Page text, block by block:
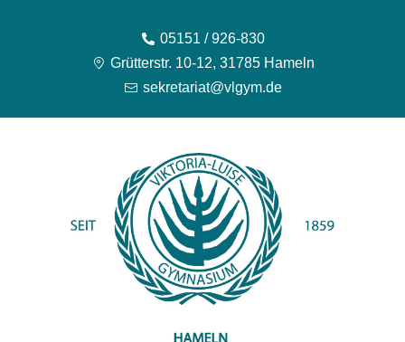
05151 / 926-830
Grütterstr. 10-12, 31785 Hameln
sekretariat@vlgym.de